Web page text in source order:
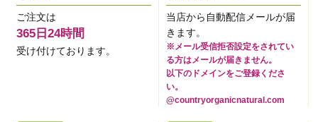
ご注文は
365日24時間
受け付けております。
当店から自動配信メールが届
きます。
※メール受信拒否設定をされてい
る方はメールが届きません。
以下のドメインをご登録くださ
い。
@countryorganicnatural.com